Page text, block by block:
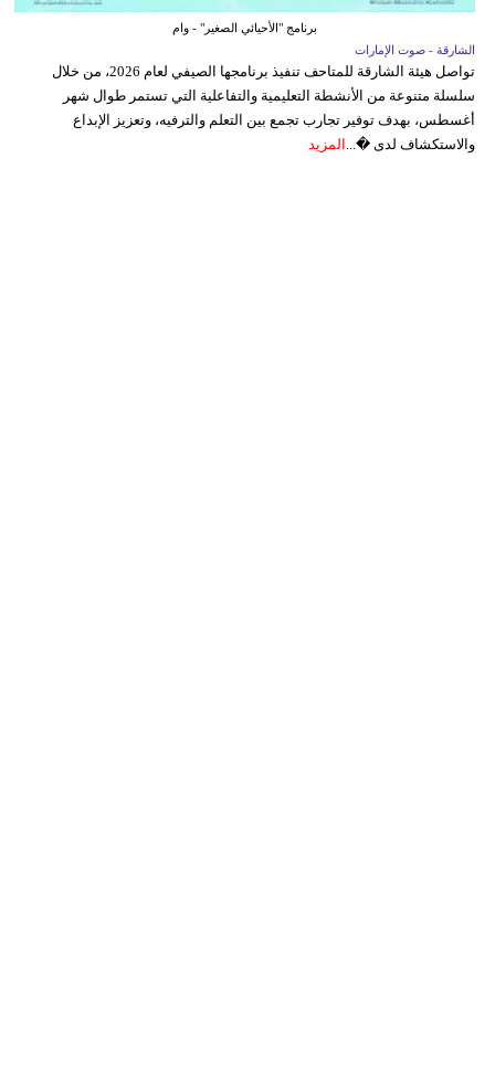
برنامج "الأحيائي الصغير" - وام
الشارقة - صوت الإمارات
تواصل هيئة الشارقة للمتاحف تنفيذ برنامجها الصيفي لعام 2026، من خلال
سلسلة متنوعة من الأنشطة التعليمية والتفاعلية التي تستمر طوال شهر
أغسطس، بهدف توفير تجارب تجمع بين التعلم والترفيه، وتعزيز الإبداع
والاستكشاف لدى �... المزيد